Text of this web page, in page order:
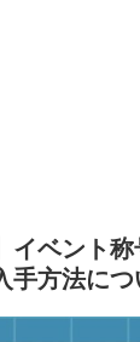
イベント
手方法につ